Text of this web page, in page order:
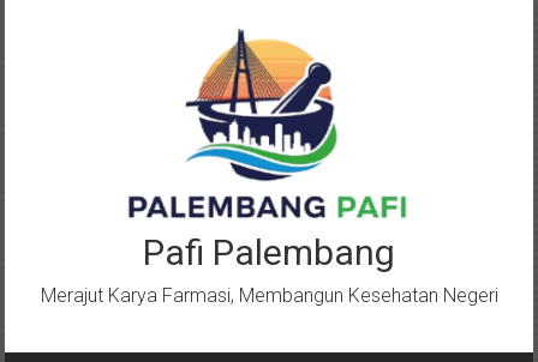
Pafi Palembang
Merajut Karya Farmasi, Membangun Kesehatan Negeri